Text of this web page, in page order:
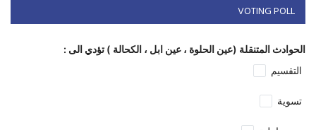
VOTING POLL
الحوادث المتنقلة (عين الحلوة ، عين ابل ، الكحالة ) تؤدي الى :
التقسيم
تسوية